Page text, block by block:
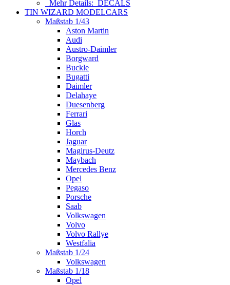
Mehr Details: DECALS
TIN WIZARD MODELCARS
Maßstab 1/43
Aston Martin
Audi
Austro-Daimler
Borgward
Buckle
Bugatti
Daimler
Delahaye
Duesenberg
Ferrari
Glas
Horch
Jaguar
Magirus-Deutz
Maybach
Mercedes Benz
Opel
Pegaso
Porsche
Saab
Volkswagen
Volvo
Volvo Rallye
Westfalia
Maßstab 1/24
Volkswagen
Maßstab 1/18
Opel